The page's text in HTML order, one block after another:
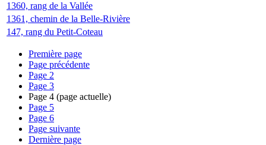
1360, rang de la Vallée
1361, chemin de la Belle-Rivière
147, rang du Petit-Coteau
Première page
Page précédente
Page 2
Page 3
Page 4 (page actuelle)
Page 5
Page 6
Page suivante
Dernière page